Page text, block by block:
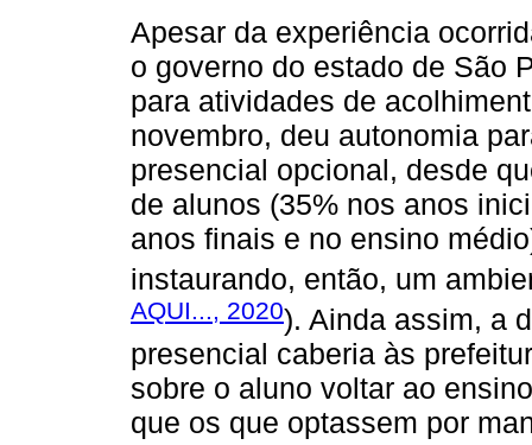
Apesar da experiência
o governo do estado de São
para atividades de
novembro, deu autonomia
presencial opcional, desde
de alunos (35% nos anos
anos finais e no ensino
instaurando, então, um
AQUI..., 2020). Ainda assim, a
presencial caberia às
sobre o aluno voltar ao
que os que optassem por